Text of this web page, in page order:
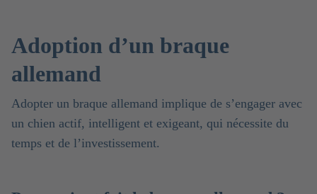
Adoption d’un braque
allemand
Adopter un braque allemand implique de s’engager avec
un chien actif, intelligent et exigeant, qui nécessite du
temps et de l’investissement.